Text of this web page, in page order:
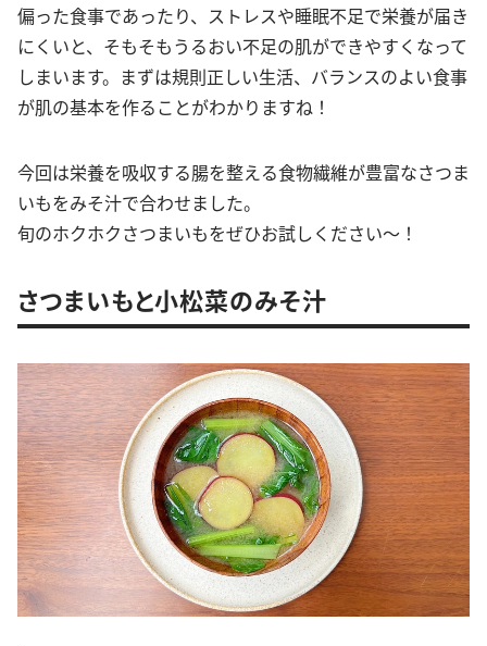
偏った食事であったり、ストレスや睡眠不足で栄養が届き
にくいと、そもそもうるおい不足の肌ができやすくなって
しまいます。まずは規則正しい生活、バランスのよい食事
が肌の基本を作ることがわかりますね！
今回は栄養を吸収する腸を整える食物繊維が豊富なさつま
いもをみそ汁で合わせました。
旬のホクホクさつまいもをぜひお試しください〜！
さつまいもと小松菜のみそ汁